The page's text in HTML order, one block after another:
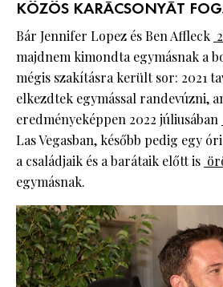
KÖZÖS KARÁCSONYÁT
Bár Jennifer Lopez és Ben Affleck
majdnem kimondta egymásnak a
mégis szakításra került sor: 2021
elkezdtek egymással randevúzni,
eredményeképpen 2022 júliusában
Las Vegasban, később pedig egy
a családjaik és a barátaik előtt is
egymásnak.